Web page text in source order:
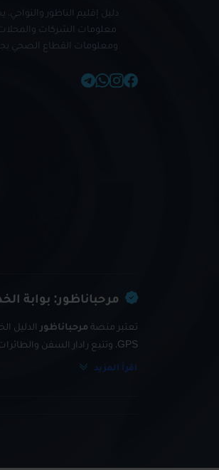
دليل إقليم الناظور والنواحي،
معلومات الشركات والمحلات
ومعلومات القطاع الصحي
مرحباناظور: بوابة
تعتبر منصة مرحباناظورالدليل
GPS، وتتبع رادار السفن والطائرات المباشر، والدليل الطبي والتجاري الشامل.
اقرأ المزيد